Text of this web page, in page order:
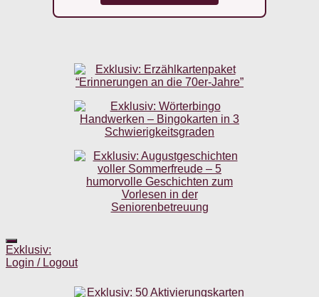
Exklusiv:
Login / Logout